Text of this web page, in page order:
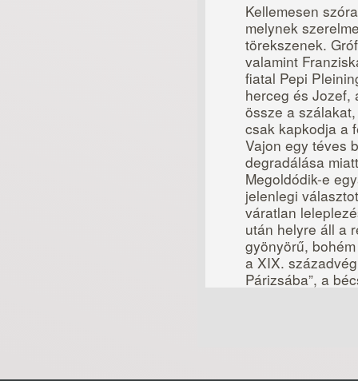
Kellemesen
melynek
törekszenek.
valamint
fiatal Pepi
herceg és Jozef,
össze a
csak kapkodja a
Vajon egy téves
degradálása
Megoldódik-e
jelenlegi
váratlan
után helyre áll a
gyönyörű,
a XIX.
Párizsába”, a